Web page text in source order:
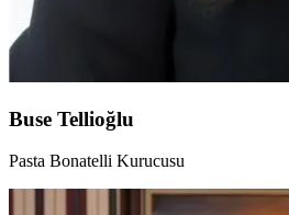
Buse Tellioğlu
Pasta Bonatelli Kurucusu